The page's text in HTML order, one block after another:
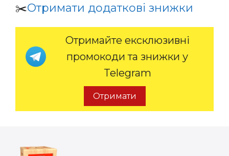
✂️Отримати додаткові знижки
Отримайте ексклюзивні
промокоди та знижки у
Telegram
Отримати